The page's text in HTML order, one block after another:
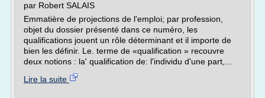
par Robert SALAIS
Emmatière de projections de l'emploi; par profession,
objet du dossier présenté dans ce numéro, les
qualifications jouent un rôle déterminant et il importe de
bien les définir. Le. terme de «qualification » recouvre
deux notions : la' qualification de: l'individu d'une part,...
Lire la suite